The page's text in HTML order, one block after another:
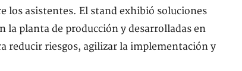
los asistentes. El stand exhibió soluciones
la planta de producción y desarrolladas en
reducir riesgos, agilizar la implementación y